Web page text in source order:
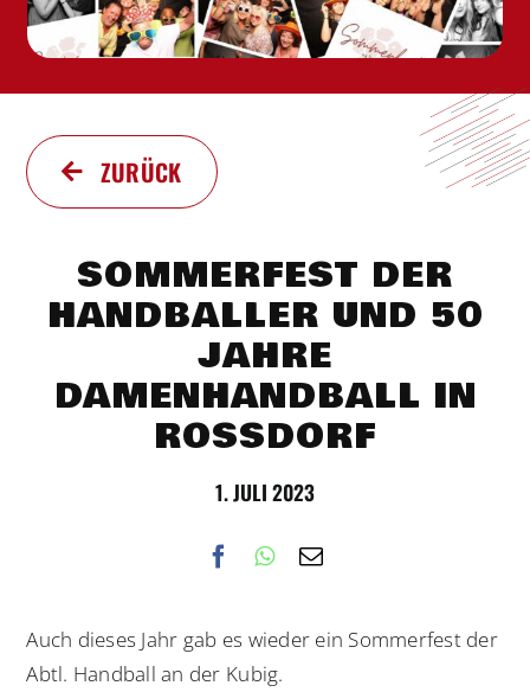
ZURÜCK
SOMMERFEST DER
HANDBALLER UND 50
JAHRE
DAMENHANDBALL IN
ROSSDORF
1. JULI 2023
Auch dieses Jahr gab es wieder ein Sommerfest der
Abtl. Handball an der Kubig.